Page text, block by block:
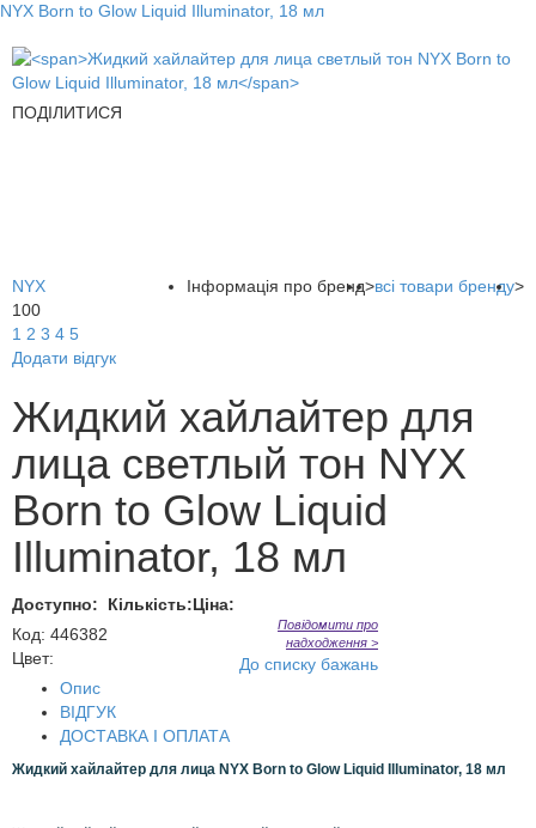
NYX Born to Glow Liquid Illuminator, 18 мл
ПОДІЛИТИСЯ
Інформація про бренд>всі товари бренду>
NYX
100
1 2 3 4 5
Додати відгук
Жидкий хайлайтер для
лица светлый тон NYX
Born to Glow Liquid
Illuminator, 18 мл
Доступно: Кількість:Ціна:
Код: 446382
Цвет:
Повідомити про
надходження >
До списку бажань
Опис
ВІДГУК
ДОСТАВКА І ОПЛАТА
Жидкий хайлайтер для лица NYX Born to Glow Liquid Illuminator, 18 мл